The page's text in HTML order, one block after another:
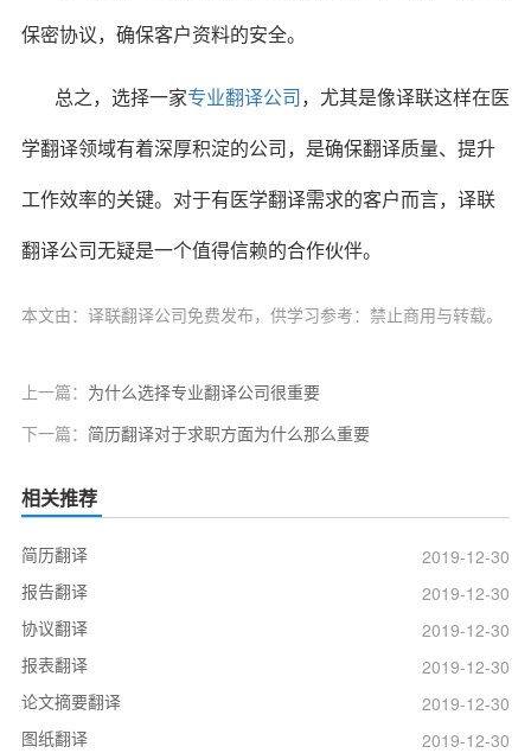
保密协议，确保客户资料的安全。
总之，选择一家专业翻译公司 ，尤其是像译联这样在医
学翻译领域有着深厚积淀的公司，是确保翻译质量、提升
工作效率的关键。对于有医学翻译需求的客户而言，译联
翻译公司无疑是一个值得信赖的合作伙伴。
本文由：译联翻译公司免费发布，供学习参考：禁止商用与转载。
上一篇： 为什么选择专业翻译公司很重要
下一篇： 简历翻译对于求职方面为什么那么重要
相关推荐
简历翻译
2019-12-30
报告翻译
2019-12-30
协议翻译
2019-12-30
报表翻译
2019-12-30
论文摘要翻译
2019-12-30
图纸翻译
2019-12-30